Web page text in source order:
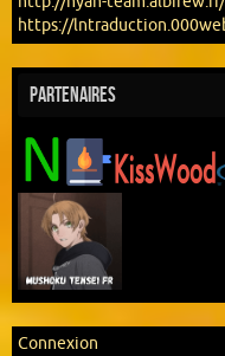
https://
Partenaires
Connexion